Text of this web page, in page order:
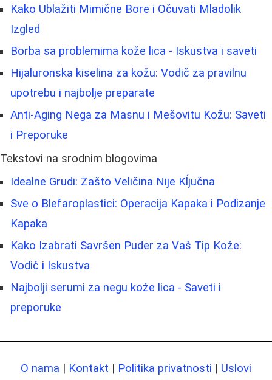
Kako Ublažiti Mimične Bore i Očuvati Mladolik
Izgled
Borba sa problemima kože lica - Iskustva i saveti
Hijaluronska kiselina za kožu: Vodič za pravilnu
upotrebu i najbolje preparate
Anti-Aging Nega za Masnu i Mešovitu Kožu: Saveti
i Preporuke
Tekstovi na srodnim blogovima
Idealne Grudi: Zašto Veličina Nije Kĺjučna
Sve o Blefaroplastici: Operacija Kapaka i Podizanje
Kapaka
Kako Izabrati Savršen Puder za Vaš Tip Kože:
Vodič i Iskustva
Najbolji serumi za negu kože lica - Saveti i
preporuke
O nama | Kontakt | Politika privatnosti | Uslovi